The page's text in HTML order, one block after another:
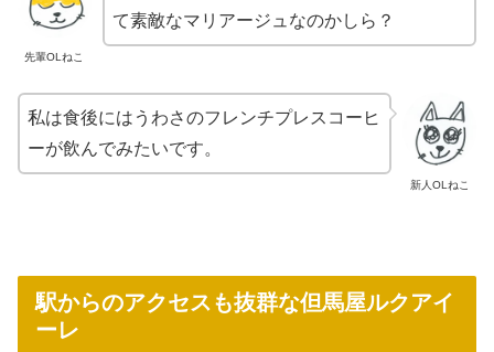
先輩OLねこ
て素敵なマリアージュなのかしら？
新人OLねこ
私は食後にはうわさのフレンチプレスコーヒ
ーが飲んでみたいです。
駅からのアクセスも抜群な但馬屋ルクアイ
ーレ